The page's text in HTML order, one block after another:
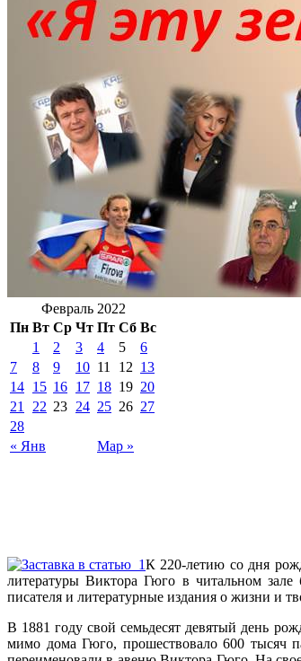
Февраль 2022
Пн Вт Ср Чт Пт Сб Вс
« Янв Мар »
1 2 3 4 5
6
7
8 9 10 11 12 13
14 15 16 17 18 19 20
21
22 23 24 25 26 27
28
К 220-летию со дня
литературы Виктора Гюго в читальном зале
писателя и литературные издания о жизни и
В 1881 году свой семьдесят девятый день
мимо дома Гюго, прошествовало 600 тысяч